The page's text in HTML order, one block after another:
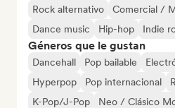
Rock alternativo
Comercial /
Dance music
Hip-hop Indie
Géneros que le gustan
Dancehall Pop bailable
Hyperpop
Pop internacional
K-Pop/J-Pop
Neo / Clásico